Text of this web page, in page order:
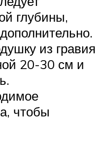
глубины,
из гравия
20-30 см и
чтобы